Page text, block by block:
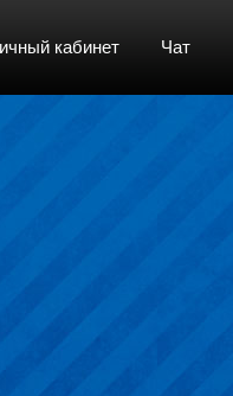
кабинет Чат